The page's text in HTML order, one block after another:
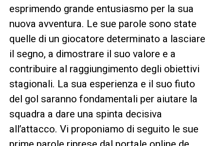
esprimendo grande entusiasmo per la sua
nuova avventura. Le sue parole sono state
quelle di un giocatore determinato a lasciare
il segno, a dimostrare il suo valore e a
contribuire al raggiungimento degli obiettivi
stagionali. La sua esperienza e il suo fiuto
del gol saranno fondamentali per aiutare la
squadra a dare una spinta decisiva
all’attacco. Vi proponiamo di seguito le sue